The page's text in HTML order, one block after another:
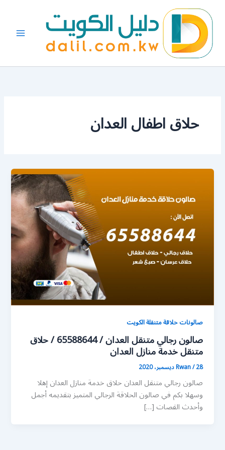
المحتوى
حلاق اطفال العدان
صالونات حلاقة متنقلة الكويت
صالون رجالي متنقل العدان / 65588644 / حلاق
متنقل خدمة منازل العدان
Rwan/28 ديسمبر، 2020
صالون رجالي متنقل العدان حلاق خدمة منازل العدان إهلا
وسهلا بكم في صالون الحلاقة الرجالي المتميز بتقديمه أجمل
وأحدث القصات […]